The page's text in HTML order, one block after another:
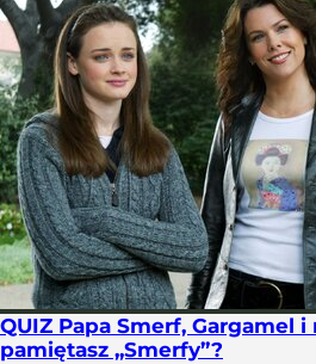
QUIZ Papa Smerf, Gargamel
pamiętasz „Smerfy”?